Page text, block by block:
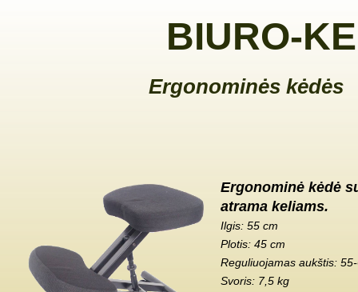
BIURO-
Ergonominės kėdės
Ergonominė kėdė
atrama keliams.
Ilgis: 55 cm
Plotis: 45 cm
Reguliuojamas aukštis:
Svoris: 7,5 kg